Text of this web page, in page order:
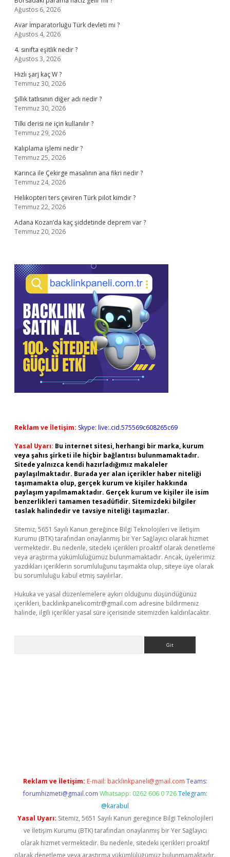
Ağustos 6, 2026
Avar İmparatorluğu Türk devleti mi ?
Ağustos 4, 2026
4. sınıfta eşitlik nedir ?
Ağustos 3, 2026
Hızlı şarj kaç W ?
Temmuz 30, 2026
Şıllık tatlısının diğer adı nedir ?
Temmuz 30, 2026
Tilki derisi ne için kullanılır ?
Temmuz 29, 2026
Kalıplama işlemi nedir ?
Temmuz 25, 2026
Karınca ile Çekirge masalının ana fikri nedir ?
Temmuz 24, 2026
Helikopteri ters çeviren Türk pilot kimdir ?
Temmuz 22, 2026
Adana Kozan’da kaç şiddetinde deprem var ?
Temmuz 20, 2026
Reklam ve İletişim: Skype: live:.cid.575569c608265c69
Yasal Uyarı: Bu internet sitesi, herhangi bir marka, kurum
veya şahıs şirketi ile hiçbir bağlantısı bulunmamaktadır.
Sitede yalnızca kendi hazırladığımız makaleler
paylaşılmaktadır. Burada yer alan içerikler haber niteliği
taşımamakta olup, gerçek kurum ve kişiler hakkında
paylaşım yapılmamaktadır. Gerçek kurum ve kişiler ile isim
benzerlikleri tamamen tesadüfidir. Sitemizdeki bilgiler
taslak halindedir ve tavsiye niteliği taşımazlar.
Sitemiz, 5651 Sayılı Kanun gereğince Bilgi Teknolojileri ve İletişim
Kurumu (BTK) tarafından onaylanmış bir Yer Sağlayıcı olarak hizmet
vermektedir. Bu nedenle, sitedeki içerikleri proaktif olarak denetleme
veya araştırma yükümlülüğümüz bulunmamaktadır. Ancak, üyelerimiz
yazdıkları içeriklerin sorumluluğunu taşımakta olup, siteye üye olarak
bu sorumluluğu kabul etmiş sayılırlar.
Hukuka ve yasal düzenlemelere aykırı olduğunu düşündüğünüz
içerikleri, backlinkpanelicomtr@gmail.com adresine bildirmeniz
halinde, ilgili içerikler yasal süre içerisinde sitemizden kaldırılacaktır.
Reklam ve İletişim: E-mail: backlinkpaneli@gmail.com Teams:
forumhizmeti@gmail.com Whatsapp: 0262 606 0 726 Telegram:
@karabul
Yasal Uyarı: Sitemiz, 5651 Sayılı Kanun gereğince Bilgi Teknolojileri
ve İletişim Kurumu (BTK) tarafından onaylanmış bir Yer Sağlayıcı
olarak hizmet vermektedir. Bu nedenle, sitedeki içerikleri proaktif
olarak denetleme veya araştırma yükümlülüğümüz bulunmamaktadır.